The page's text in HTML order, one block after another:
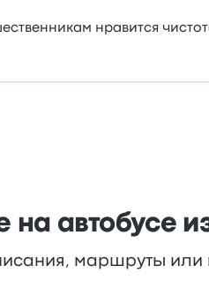
нравится
автобусе
маршруты